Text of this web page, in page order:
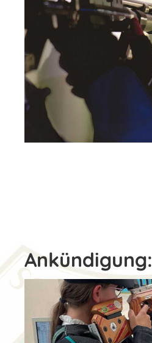
Ankündigung: